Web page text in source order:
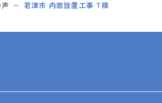
君津市 内窓設置工事 T様